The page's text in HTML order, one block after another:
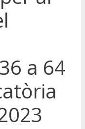
a 64